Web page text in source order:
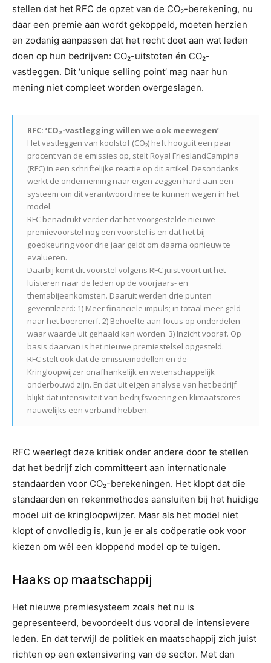
stellen dat het RFC de opzet van de CO₂-berekening, nu
daar een premie aan wordt gekoppeld, moeten herzien
en zodanig aanpassen dat het recht doet aan wat leden
doen op hun bedrijven: CO₂-uitstoten én CO₂-
vastleggen. Dit ‘unique selling point’ mag naar hun
mening niet compleet worden overgeslagen.
RFC: ‘CO₂-vastlegging willen we ook meewegen’
Het vastleggen van koolstof (CO₂) heft hooguit een paar
procent van de emissies op, stelt Royal FrieslandCampina
(RFC) in een schriftelijke reactie op dit artikel. Desondanks
werkt de onderneming naar eigen zeggen hard aan een
systeem om dit verantwoord mee te kunnen wegen in het
model.
RFC benadrukt verder dat het voorgestelde nieuwe
premievoorstel nog een voorstel is en dat het bij
goedkeuring voor drie jaar geldt om daarna opnieuw te
evalueren.
Daarbij komt dit voorstel volgens RFC juist voort uit het
luisteren naar de leden op de voorjaars- en
themabijeenkomsten. Daaruit werden drie punten
geventileerd: 1) Meer financiële impuls; in totaal meer geld
naar het boerenerf. 2) Behoefte aan focus op onderdelen
waar waarde uit gehaald kan worden. 3) Inzicht vooraf. Op
basis daarvan is het nieuwe premiestelsel opgesteld.
RFC stelt ook dat de emissiemodellen en de
Kringloopwijzer onafhankelijk en wetenschappelijk
onderbouwd zijn. En dat uit eigen analyse van het bedrijf
blijkt dat intensiviteit van bedrijfsvoering en klimaatscores
nauwelijks een verband hebben.
RFC weerlegt deze kritiek onder andere door te stellen
dat het bedrijf zich committeert aan internationale
standaarden voor CO₂-berekeningen. Het klopt dat die
standaarden en rekenmethodes aansluiten bij het huidige
model uit de kringloopwijzer. Maar als het model niet
klopt of onvolledig is, kun je er als coöperatie ook voor
kiezen om wél een kloppend model op te tuigen.
Haaks op maatschappij
Het nieuwe premiesysteem zoals het nu is
gepresenteerd, bevoordeelt dus vooral de intensievere
leden. En dat terwijl de politiek en maatschappij zich juist
richten op een extensivering van de sector. Met dan